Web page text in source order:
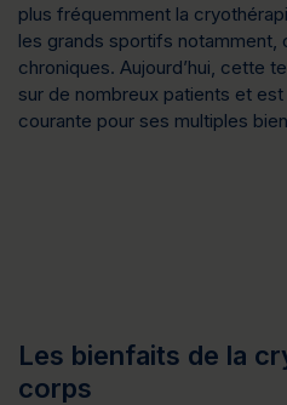
plus fréquemment la
les grands sportifs notamment,
chroniques. Aujourd’hui, cette
sur de nombreux patients et
courante pour ses multiples
Les bienfaits de la
corps